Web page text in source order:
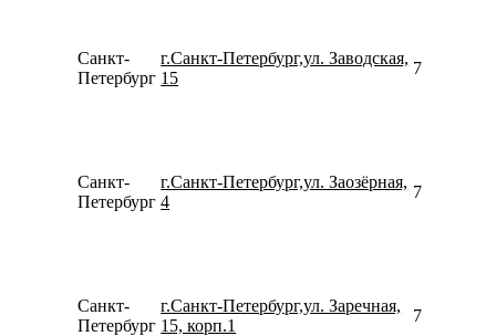
Санкт-
Петербург
г.Санкт-Петербург,ул. Заводская,
15
Санкт-
Петербург
г.Санкт-Петербург,ул. Заозёрная,
4
Санкт-
Петербург
г.Санкт-Петербург,ул. Заречная,
15, корп.1